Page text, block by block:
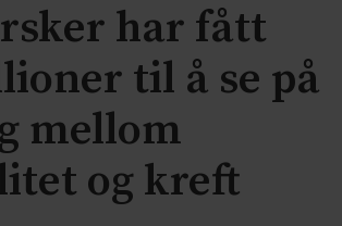
har fått
til å se på
mellom
og kreft